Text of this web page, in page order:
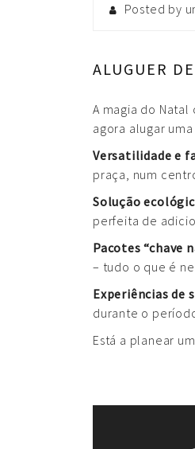
Posted by
ALUGUER
A magia do
agora alugar
Versatilidade e
praça, num
Solução
perfeita de
Pacotes “chave
– tudo o que é
Experiências de
durante o
Está a planear